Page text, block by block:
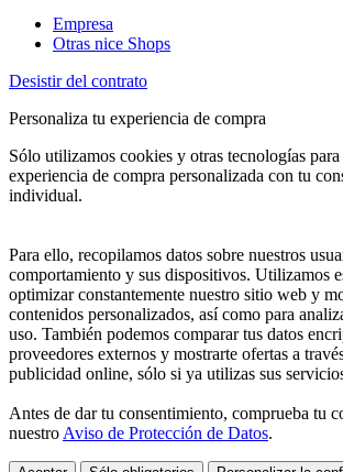
Empresa
Otras nice Shops
Desistir del contrato
Personaliza tu experiencia de compra
Sólo utilizamos cookies y otras tecnologías
experiencia de compra personalizada con tu
individual.
Para ello, recopilamos datos sobre nuestros
comportamiento y sus dispositivos. Utilizamos
optimizar constantemente nuestro sitio web y
contenidos personalizados, así como para
uso. También podemos comparar tus datos
proveedores externos y mostrarte ofertas a
publicidad online, sólo si ya utilizas sus
Antes de dar tu consentimiento, comprueba tu
nuestro Aviso de Protección de Datos.